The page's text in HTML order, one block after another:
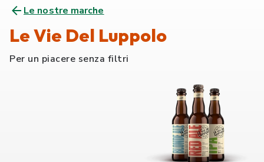
Le nostre marche
Le Vie Del Luppolo
Per un piacere senza filtri